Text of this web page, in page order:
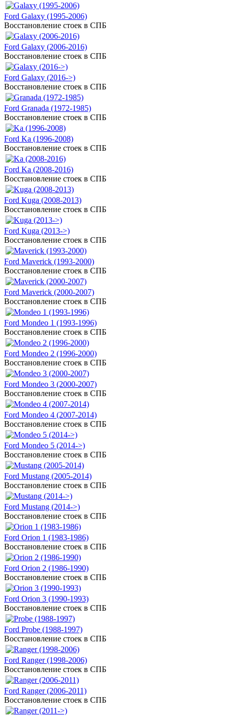
Ford Galaxy (1995-2006)
Восстановление стоек в СПБ
Ford Galaxy (2006-2016)
Восстановление стоек в СПБ
Ford Galaxy (2016->)
Восстановление стоек в СПБ
Ford Granada (1972-1985)
Восстановление стоек в СПБ
Ford Ka (1996-2008)
Восстановление стоек в СПБ
Ford Ka (2008-2016)
Восстановление стоек в СПБ
Ford Kuga (2008-2013)
Восстановление стоек в СПБ
Ford Kuga (2013->)
Восстановление стоек в СПБ
Ford Maverick (1993-2000)
Восстановление стоек в СПБ
Ford Maverick (2000-2007)
Восстановление стоек в СПБ
Ford Mondeo 1 (1993-1996)
Восстановление стоек в СПБ
Ford Mondeo 2 (1996-2000)
Восстановление стоек в СПБ
Ford Mondeo 3 (2000-2007)
Восстановление стоек в СПБ
Ford Mondeo 4 (2007-2014)
Восстановление стоек в СПБ
Ford Mondeo 5 (2014->)
Восстановление стоек в СПБ
Ford Mustang (2005-2014)
Восстановление стоек в СПБ
Ford Mustang (2014->)
Восстановление стоек в СПБ
Ford Orion 1 (1983-1986)
Восстановление стоек в СПБ
Ford Orion 2 (1986-1990)
Восстановление стоек в СПБ
Ford Orion 3 (1990-1993)
Восстановление стоек в СПБ
Ford Probe (1988-1997)
Восстановление стоек в СПБ
Ford Ranger (1998-2006)
Восстановление стоек в СПБ
Ford Ranger (2006-2011)
Восстановление стоек в СПБ